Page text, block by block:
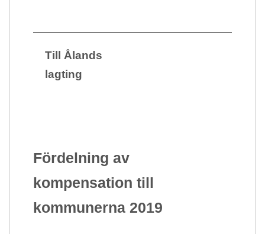
Till Ålands
lagting
Fördelning av
kompensation till
kommunerna 2019